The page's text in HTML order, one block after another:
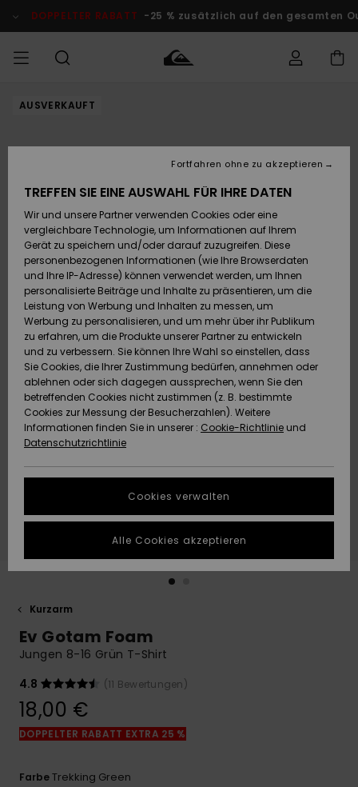
Produktinformation
DOPPELTER RABATT -25 % zusätzlich auf den gesamten
MÄNNER
Accessoires
Schuhe&
Flip-Flops
Surf
Snow
Brandneu
Highlights
Accessoires
Schuhe&
Flip-Flops
Surf
Snow
Brandneu
Highlights
FRAUEN
Brandneu
Highlights
Snow
SURF
Kinder
Highlights
Community
SNOW
Snow Shop
Kinder
Snow Shop
Damen
Highlights
Community
DOPPELTER
RABATT
KINDER
Outlet
Frauen
HILFE & KONTAKT
Retouren
Bezahlung
Geschenkkarte
Quiksilver
Freedom
Datenschutz
Starten Sie eine
um die
schnellste
Antwort auf Ihre
erhalten.
Finden Sie
die häufigsten
Fragen sowie
NACHHALTIGKEIT
SHOPS
QUIKSILVER APP
WUNSCHLISTE
AUSVERKAUFT
Kurzarm
Ev Gotam Foam
Jungen 8-16 Grün T-Shirt
4.8
(11 Bewertungen)
18,00 €
DOPPELTER RABATT EXTRA 25 %
FarbeTrekking Green
TREFFEN SIE EINE AUSWAHL FÜR IHRE DATEN
Wir und unsere Partner verwenden Cookies oder eine
vergleichbare Technologie, um Informationen auf Ihrem
Gerät zu speichern und/oder darauf zuzugreifen. Diese
personenbezogenen Informationen (wie Ihre Browserdaten
und Ihre IP-Adresse) können verwendet werden, um Ihnen
personalisierte Beiträge und Inhalte zu präsentieren, um die
Leistung von Werbung und Inhalten zu messen, um
Werbung zu personalisieren, und um mehr über ihr Publikum
zu erfahren, um die Produkte unserer Partner zu entwickeln
und zu verbessern. Sie können Ihre Wahl so einstellen, dass
Sie Cookies, die Ihrer Zustimmung bedürfen, annehmen oder
ablehnen oder sich dagegen aussprechen, wenn Sie den
betreffenden Cookies nicht zustimmen (z. B. bestimmte
Cookies zur Messung der Besucherzahlen). Weitere
Informationen finden Sie in unserer : Cookie-Richtlinie und
Datenschutzrichtlinie
Cookies verwalten
Fortfahren ohne zu akzeptieren
Alle Cookies akzeptieren